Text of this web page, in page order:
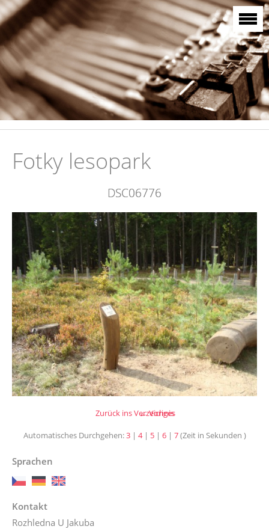
Fotky lesopark
DSC06776
← Voriges
Zurück ins Verzeichnis
Automatisches Durchgehen:3| 4| 5| 6| 7(Zeit in Sekunden )
Sprachen
Kontakt
Rozhledna U Jakuba